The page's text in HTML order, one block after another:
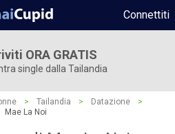
Connettiti
ORA GRATIS
single dalla Tailandia
> Tailandia > Datazione
>
Mae La Noi